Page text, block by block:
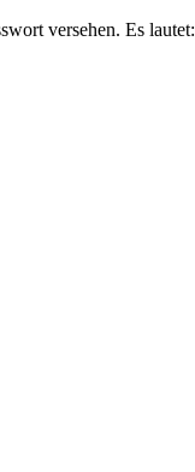
versehen. Es lautet: